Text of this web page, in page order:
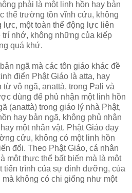
phải là một linh hồn hay bản
thể trường tồn vĩnh cửu, không
lực, một toàn thể động lực liên
trí nhớ, không những của kiếp
quá khứ.
ngã mà các tôn giáo khác đề
điển Phật Giáo là atta, hay
từ vô ngã, anattà, trong Pali và
dùng để phủ nhận một linh hồn
(anattà) trong giáo lý nhà Phật,
hay bản ngã, không phủ nhận
một nhân vật. Phật Giáo dạy
cửu, không có một linh hồn
đổi. Theo Phật Giáo, cá nhân
một thực thể bất biến mà là một
tiến trình của sự dinh dưỡng, của
không có chi giống như một